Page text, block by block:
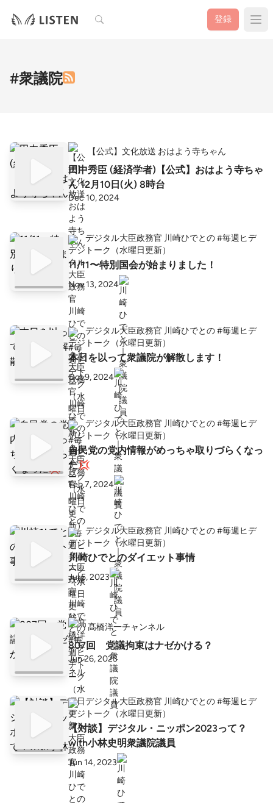
検索 登録
#衆議院
【公式】文化放送 おはよう寺ちゃん
田中秀臣 (経済学者)【公式】おはよう寺ちゃ
ん 12月10日(火) 8時台
Dec 10, 2024
デジタル大臣政務官 川崎ひでとの #毎週ヒデ
トーク（水曜日更新）
11/11〜特別国会が始まりました！
Nov 13, 2024
デジタル大臣政務官 川崎ひでとの #毎週ヒデ
トーク（水曜日更新）
本日を以って衆議院が解散します！
Oct 9, 2024
デジタル大臣政務官 川崎ひでとの #毎週ヒデ
トーク（水曜日更新）
自民党の党内情報がめっちゃ取りづらくなっ
た💢
Feb 7, 2024
デジタル大臣政務官 川崎ひでとの #毎週ヒデ
トーク（水曜日更新）
川崎ひでとのダイエット事情
Jul 5, 2023
髙橋洋一チャンネル
807回 党議拘束はナゼかける？
Jun 26, 2023
デジタル大臣政務官 川崎ひでとの #毎週ヒデ
トーク（水曜日更新）
【対談】デジタル・ニッポン2023って？
with小林史明衆議院議員
Jun 14, 2023